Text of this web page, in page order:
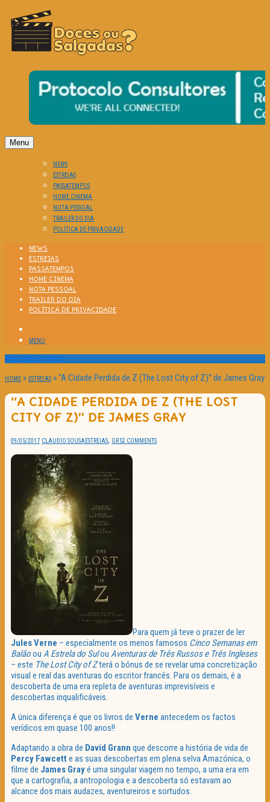
DOCES OU SALGADAS?
O Cinema? Uma Paixão!!
Menu
NEWS
ESTREIAS
PASSATEMPOS
HOME CINEMA
NOTA PESSOAL
TRAILER DO DIA
POLÍTICA DE PRIVACIDADE
NEWS
ESTREIAS
PASSATEMPOS
HOME CINEMA
NOTA PESSOAL
TRAILER DO DIA
POLÍTICA DE PRIVACIDADE
MENU
Passatempos
HOME » ESTREIAS »“A Cidade Perdida de Z (The Lost City of Z)” de James Gray
“A CIDADE PERDIDA DE Z (THE LOST
CITY OF Z)” DE JAMES GRAY
09/05/2017 CLAUDIO SOUSAESTREIAS, GR S2 COMMENTS
Para quem já teve o prazer de ler
Jules Verne – especialmente os menos famosos Cinco Semanas em
Balãoou A Estrela do Sulou Aventuras de Três Russos e Três Ingleses
– este The Lost City of Zterá o bónus de se revelar uma concretização
visual e real das aventuras do escritor francês. Para os demais, é a
descoberta de uma era repleta de aventuras imprevisíveis e
descobertas inqualificáveis.
A única diferença é que os livros de Verne antecedem os factos
verídicos em quase 100 anos!!
Adaptando a obra de David Grann que descorre a história de vida de
Percy Fawcette as suas descobertas em plena selva Amazónica, o
filme de James Grayé uma singular viagem no tempo, a uma era em
que a cartografia, a antropologia e a descoberta só estavam ao
alcance dos mais audazes, aventureiros e sortudos.